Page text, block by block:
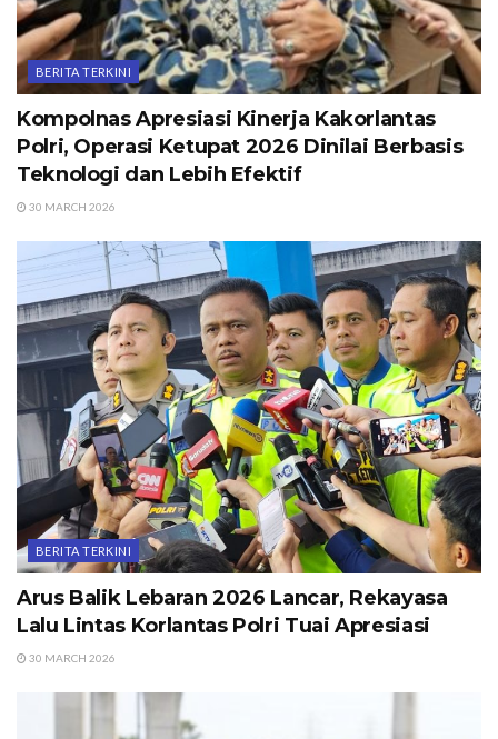
BERITA TERKINI
Kompolnas Apresiasi Kinerja Kakorlantas
Polri, Operasi Ketupat 2026 Dinilai Berbasis
Teknologi dan Lebih Efektif
30 MARCH 2026
BERITA TERKINI
Arus Balik Lebaran 2026 Lancar, Rekayasa
Lalu Lintas Korlantas Polri Tuai Apresiasi
30 MARCH 2026